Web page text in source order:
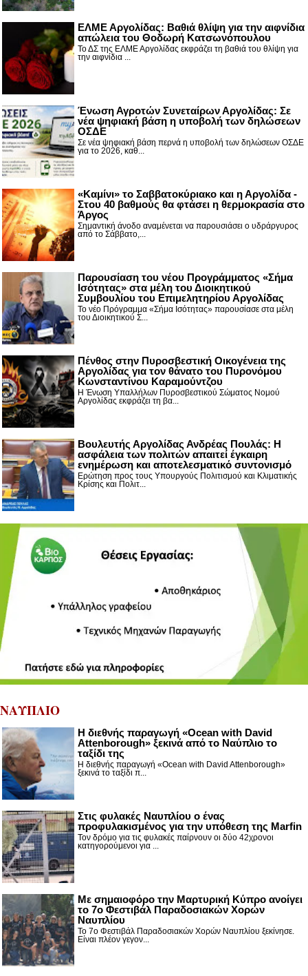
ΕΛΜΕ Αργολίδας: Βαθιά θλίψη για την αιφνίδια
απώλεια του Θοδωρή Κατσωνόπουλου
Το ΔΣ της ΕΛΜΕ Αργολίδας εκφράζει τη βαθιά του θλίψη για
την αιφνίδια ...
Ένωση Αγροτών Συνεταίρων Αργολίδας: Σε
νέα ψηφιακή βάση η υποβολή των δηλώσεων
ΟΣΔΕ
Σε νέα ψηφιακή βάση περνά η υποβολή των δηλώσεων ΟΣΔΕ
για το 2026, καθ...
«Καμίνι» το Σαββατοκύριακο και η Αργολίδα -
Στου 40 βαθμούς θα φτάσει η θερμοκρασία στο
Άργος
Σημαντική άνοδο αναμένεται να παρουσιάσει ο υδράργυρος
από το Σάββατο,...
Παρουσίαση του νέου Προγράμματος «Σήμα
Ισότητας» στα μέλη του Διοικητικού
Συμβουλίου του Επιμελητηρίου Αργολίδας
Το νέο Πρόγραμμα «Σήμα Ισότητας» παρουσίασε στα μέλη
του Διοικητικού Σ...
Πένθος στην Πυροσβεστική Οικογένεια της
Αργολίδας για τον θάνατο του Πυρονόμου
Κωνσταντίνου Καραμούντζου
Η Ένωση Υπαλλήλων Πυροσβεστικού Σώματος Νομού
Αργολίδας εκφράζει τη βα...
Βουλευτής Αργολίδας Ανδρέας Πουλάς: Η
ασφάλεια των πολιτών απαιτεί έγκαιρη
ενημέρωση και αποτελεσματικό συντονισμό
Ερώτηση προς τους Υπουργούς Πολιτισμού και Κλιματικής
Κρίσης και Πολιτ...
ΝΑΥΠΛΙΟ
Η διεθνής παραγωγή «Ocean with David
Attenborough» ξεκινά από το Ναύπλιο το
ταξίδι της
Η διεθνής παραγωγή «Ocean with David Attenborough»
ξεκινά το ταξίδι π...
Στις φυλακές Ναυπλίου ο ένας
προφυλακισμένος για την υπόθεση της Marfin
Τον δρόμο για τις φυλακές παίρνουν οι δύο 42χρονοι
κατηγορούμενοι για ...
Με σημαιοφόρο την Μαρτυρική Κύπρο ανοίγει
το 7ο Φεστιβάλ Παραδοσιακών Χορών
Ναυπλίου
Το 7ο Φεστιβάλ Παραδοσιακών Χορών Ναυπλίου ξεκίνησε.
Είναι πλέον γεγον...